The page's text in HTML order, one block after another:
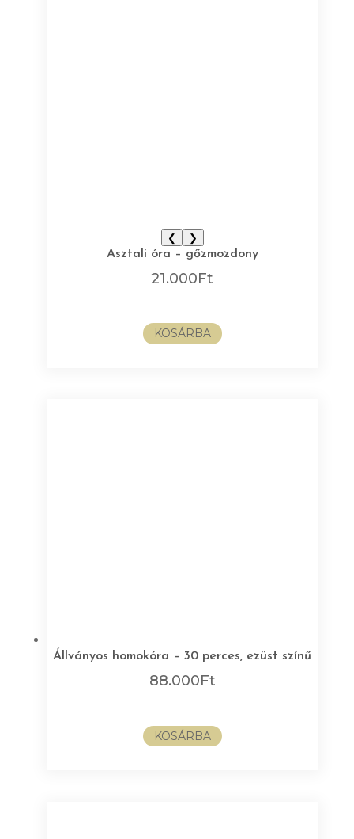
❮
❯
Asztali óra – gőzmozdony
21.000Ft
KOSÁRBA
Állványos homokóra – 30 perces, ezüst színű
88.000Ft
KOSÁRBA